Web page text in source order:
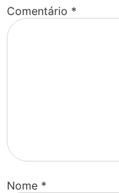
Comentário *
Nome *